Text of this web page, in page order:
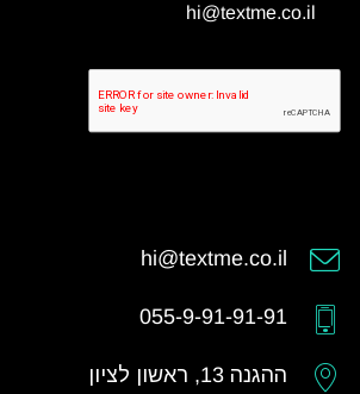
hi@textme.co.il
hi@textme.co.il
055-9-91-91-91
ההגנה 13, ראשון לציון